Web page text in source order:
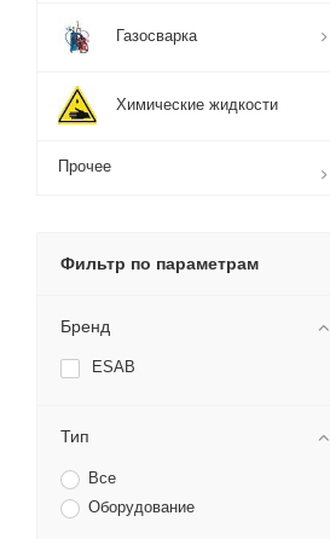
Газосварка
Химические жидкости
Прочее
Фильтр по параметрам
Бренд
ESAB
Тип
Все
Оборудование